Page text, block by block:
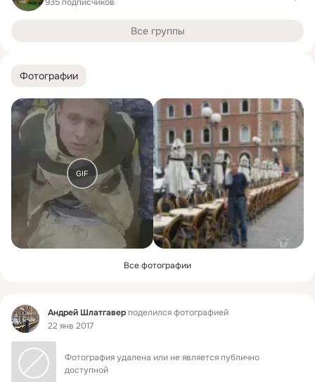
Фотографии
GIF
Все фотографии
Фид Андрей Шлатгаверподелился фотографией
22 янв 2017
Фотография удалена или не является публично
доступной
Все группы